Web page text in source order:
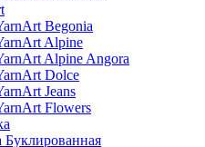
Begonia
Alpine
Alpine Angora
Dolce
Jeans
Flowers
Буклированная